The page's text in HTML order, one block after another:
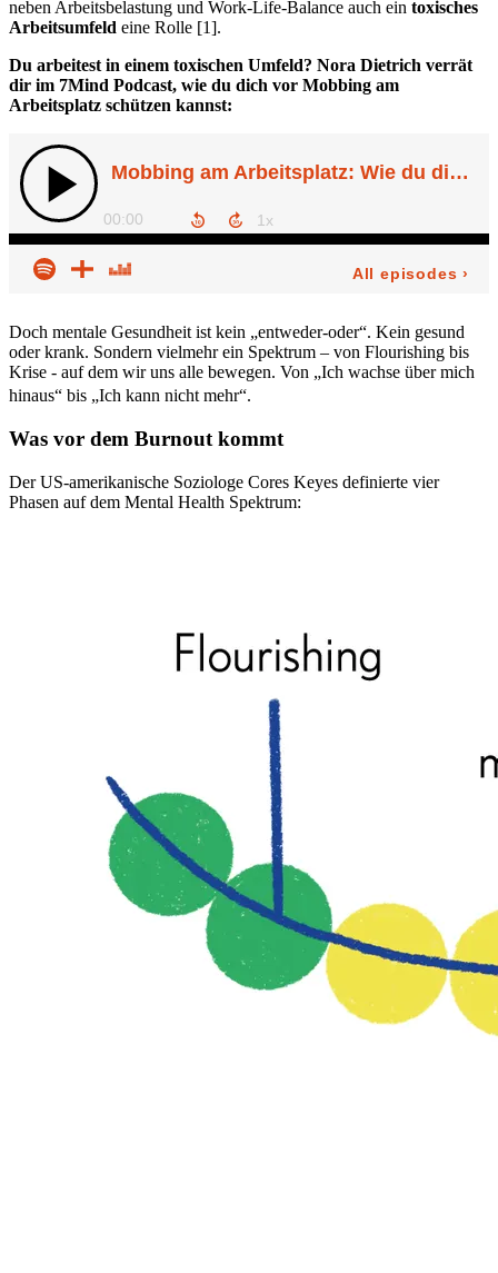
neben Arbeitsbelastung und Work-Life-Balance auch ein toxisches
Arbeitsumfeld eine Rolle [1].
Du arbeitest in einem toxischen Umfeld? Nora Dietrich verrät
dir im 7Mind Podcast, wie du dich vor Mobbing am
Arbeitsplatz schützen kannst:
Doch mentale Gesundheit ist kein „entweder-oder“. Kein gesund
oder krank. Sondern vielmehr ein Spektrum – von Flourishing bis
Krise - auf dem wir uns alle bewegen. Von „Ich wachse über mich
hinaus“ bis „Ich kann nicht mehr“.
Was vor dem Burnout kommt
Der US-amerikanische Soziologe Cores Keyes definierte vier
Phasen auf dem Mental Health Spektrum: